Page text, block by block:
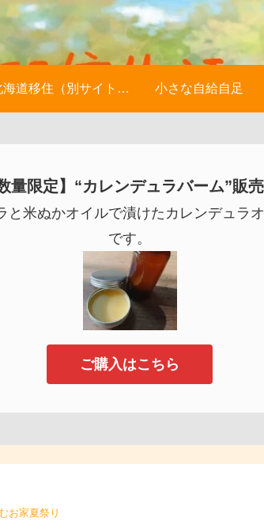
北海道移住（別サイトへ） 小さな自給自足
数量限定】“カレンデュラバーム”販
と米ぬかオイルで漬けたカレンデュラ
です。
ご購入はこちら
お家夏祭り